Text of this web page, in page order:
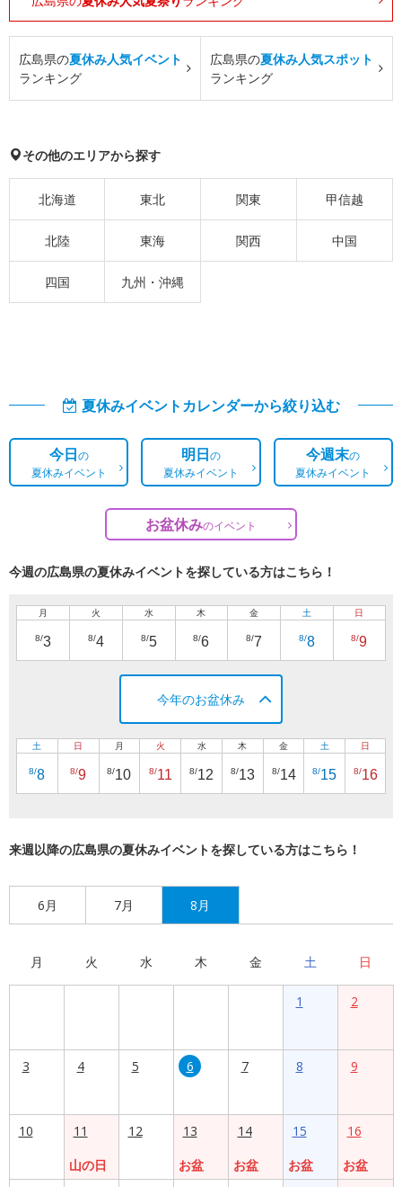
広島県の夏休み人気イベント
ランキング
広島県の夏休み人気スポット
ランキング
その他のエリアから探す
北海道 東北 関東 甲信越
北陸 東海 関西 中国
四国 九州・沖縄
夏休みイベントカレンダーから絞り込む
今日の
夏休みイベント
明日の
夏休みイベント
今週末の
夏休みイベント
お盆休みのイベント
今週の広島県の夏休みイベントを探している方はこちら！
月
8/3
火
8/4
水
8/5
木
8/6
金
8/7
土
8/8
日
8/9
今年のお盆休み
土
8/8
日
8/9
月
8/10
火
8/11
水
8/12
木
8/13
金
8/14
土
8/15
日
8/16
来週以降の広島県の夏休みイベントを探している方はこちら！
6月 7月 8月
月 火 水 木 金 土 日
1 2
3 4 5 6 7 8 9
10
11
山の日
12
13
お盆
14
お盆
15
お盆
16
お盆